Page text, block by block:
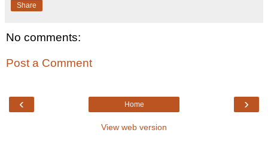
Share
No comments:
Post a Comment
‹ ›
Home
View web version